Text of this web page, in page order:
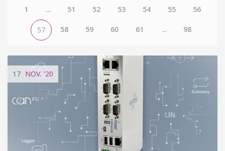
1 ... 51 52 53 54 55 56
57 58 59 60 61 ... 98
17 NOV. '20